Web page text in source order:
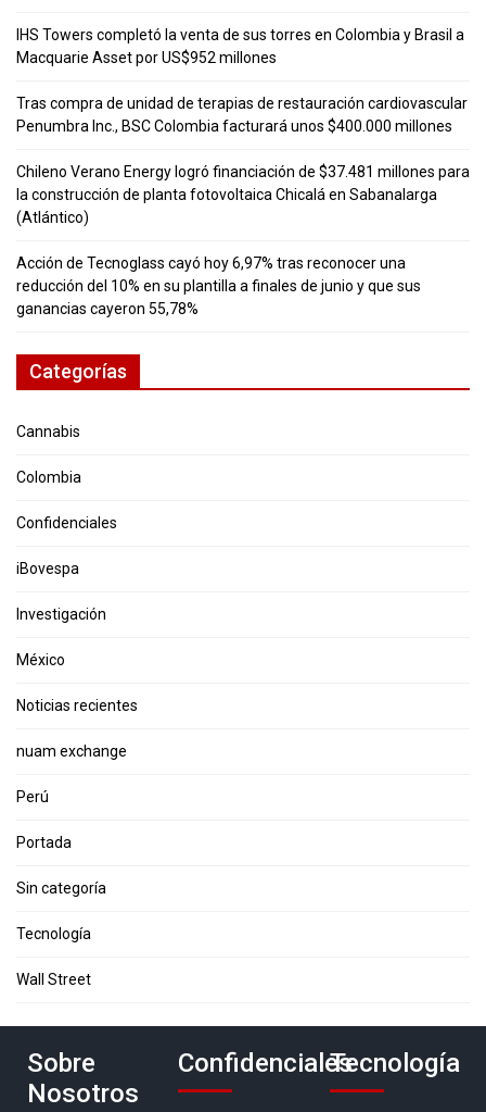
IHS Towers completó la venta de sus torres en Colombia y Brasil a
Macquarie Asset por US$952 millones
Tras compra de unidad de terapias de restauración cardiovascular
Penumbra Inc., BSC Colombia facturará unos $400.000 millones
Chileno Verano Energy logró financiación de $37.481 millones para
la construcción de planta fotovoltaica Chicalá en Sabanalarga
(Atlántico)
Acción de Tecnoglass cayó hoy 6,97% tras reconocer una
reducción del 10% en su plantilla a finales de junio y que sus
ganancias cayeron 55,78%
Categorías
Cannabis
Colombia
Confidenciales
iBovespa
Investigación
México
Noticias recientes
nuam exchange
Perú
Portada
Sin categoría
Tecnología
Wall Street
Sobre
Nosotros
ConfidencialesTecnología